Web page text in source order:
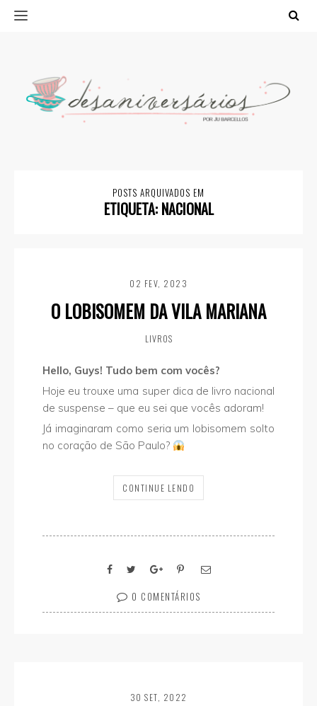
POSTS ARQUIVADOS EM
ETIQUETA: NACIONAL
02 FEV, 2023
O LOBISOMEM DA VILA MARIANA
LIVROS
Hello, Guys! Tudo bem com vocês?
Hoje eu trouxe uma super dica de livro nacional
de suspense – que eu sei que vocês adoram!
Já imaginaram como seria um lobisomem solto
no coração de São Paulo?
CONTINUE LENDO
0 COMENTÁRIOS
30 SET, 2022